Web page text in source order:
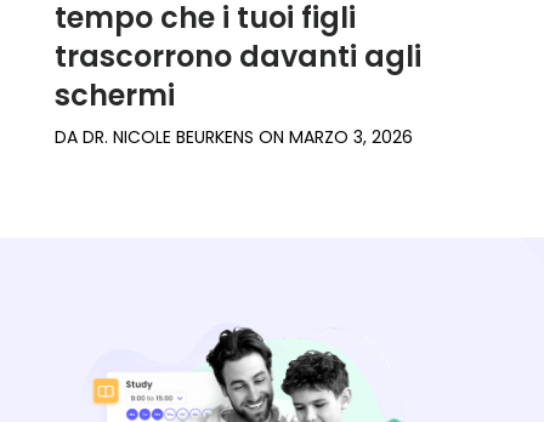
tempo che i tuoi figli
trascorrono davanti agli
schermi
DA DR. NICOLE BEURKENS ON MARZO 3, 2026